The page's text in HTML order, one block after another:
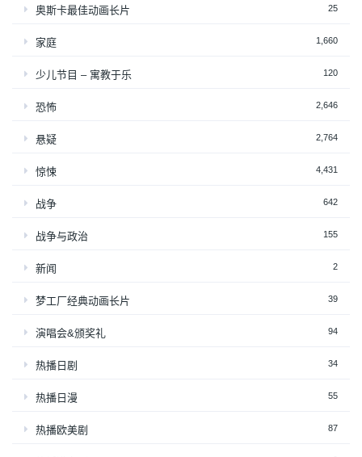
奥斯卡最佳动画长片 25
家庭 1,660
少儿节目 – 寓教于乐 120
恐怖 2,646
悬疑 2,764
惊悚 4,431
战争 642
战争与政治 155
新闻 2
梦工厂经典动画长片 39
演唱会&颁奖礼 94
热播日剧 34
热播日漫 55
热播欧美剧 87